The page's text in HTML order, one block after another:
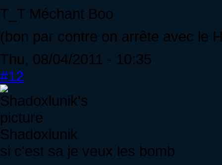
T_T Méchant Boo
(bon par contre on arrête avec le
Thu, 08/04/2011 - 10:35
#12
Shadoxlunik
si c'est sa je veux les bomb